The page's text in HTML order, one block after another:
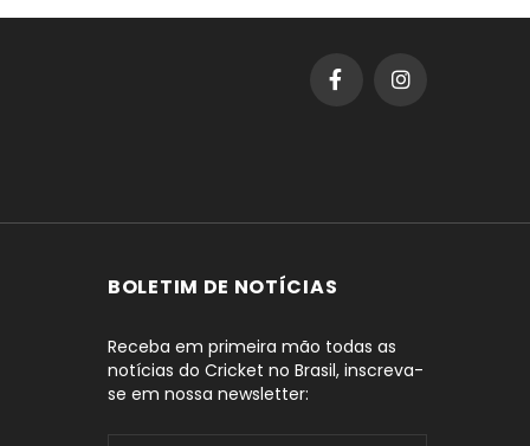
BOLETIM DE NOTÍCIAS
Receba em primeira mão todas as
notícias do Cricket no Brasil, inscreva-
se em nossa newsletter: